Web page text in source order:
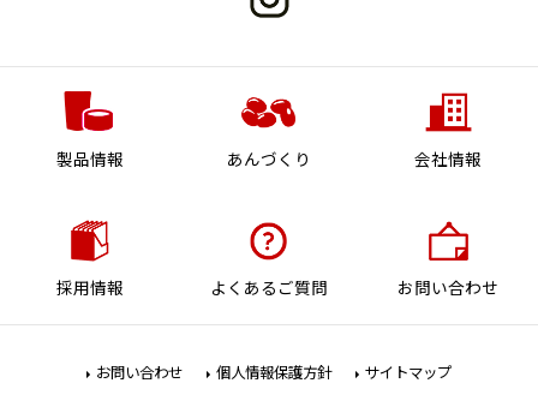
製品情報 あんづくり 会社情報
採用情報 よくあるご質問 お問い合わせ
お問い合わせ 個人情報保護方針 サイトマップ